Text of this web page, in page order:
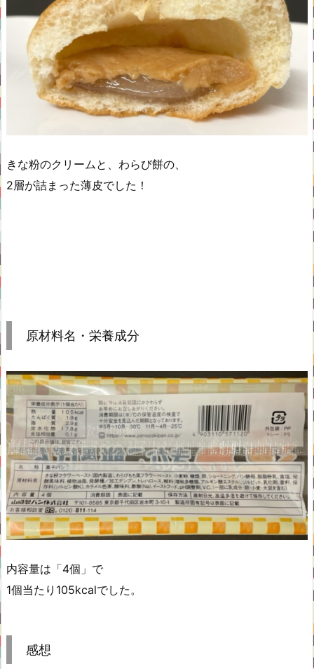
きな粉のクリームと、わらび餅の、
2層が詰まった薄皮でした！
原材料名・栄養成分
内容量は「4個」で
1個当たり105kcalでした。
感想